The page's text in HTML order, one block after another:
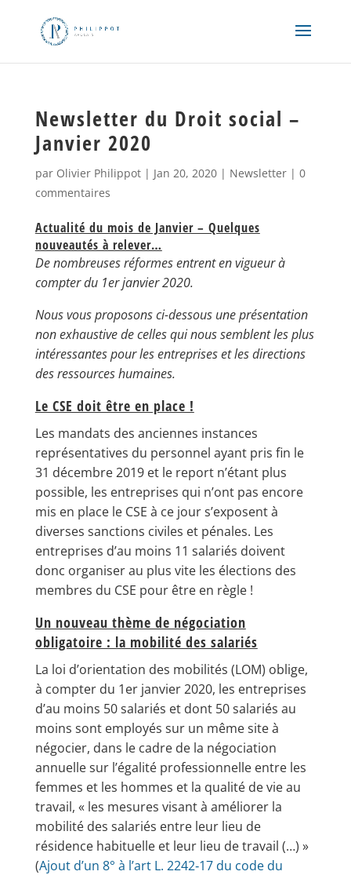
Newsletter du Droit social –
Janvier 2020
par Olivier Philippot| Jan 20, 2020| Newsletter| 0
commentaires
Actualité du mois de Janvier – Quelques
nouveautés à relever…
De nombreuses réformes entrent en vigueur à
compter du 1er janvier 2020.
Nous vous proposons ci-dessous une présentation
non exhaustive de celles qui nous semblent les plus
intéressantes pour les entreprises et les directions
des ressources humaines.
Le CSE doit être en place !
Les mandats des anciennes instances
représentatives du personnel ayant pris fin le
31 décembre 2019 et le report n’étant plus
possible, les entreprises qui n’ont pas encore
mis en place le CSE à ce jour s’exposent à
diverses sanctions civiles et pénales. Les
entreprises d’au moins 11 salariés doivent
donc organiser au plus vite les élections des
membres du CSE pour être en règle !
Un nouveau thème de négociation
obligatoire : la mobilité des salariés
La loi d’orientation des mobilités (LOM) oblige,
à compter du 1er janvier 2020, les entreprises
d’au moins 50 salariés et dont 50 salariés au
moins sont employés sur un même site à
négocier, dans le cadre de la négociation
annuelle sur l’égalité professionnelle entre les
femmes et les hommes et la qualité de vie au
travail, « les mesures visant à améliorer la
mobilité des salariés entre leur lieu de
résidence habituelle et leur lieu de travail (…) »
(Ajout d’un 8° à l’art L. 2242‑17 du code du